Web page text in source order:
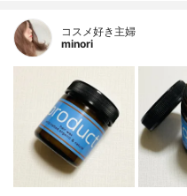
コスメ好き主婦
minori